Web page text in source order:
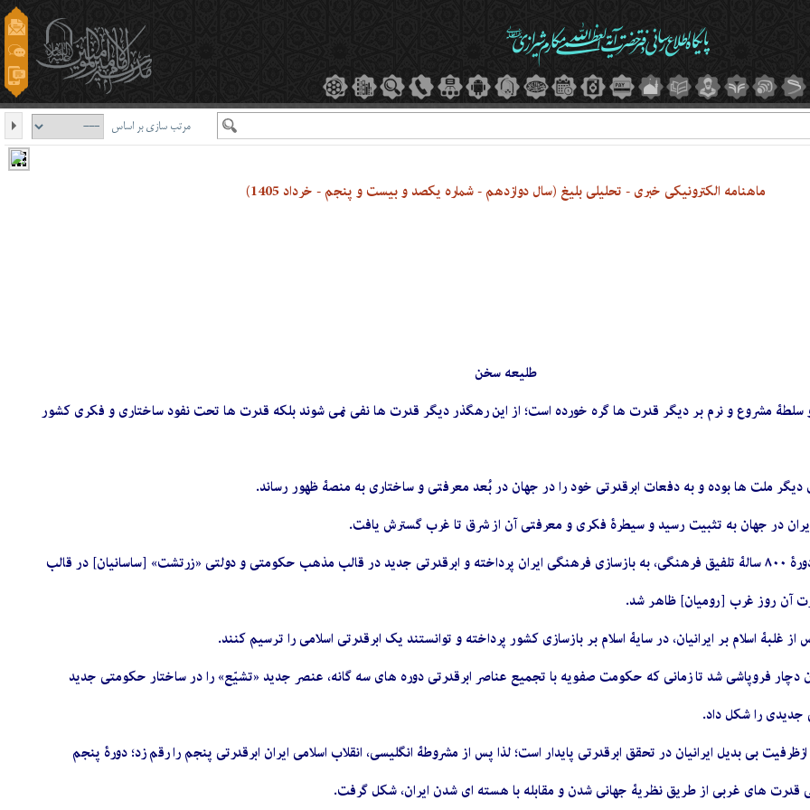
مرتب سازی بر اساس
ماهنامه الکترونیکی خبری - تحلیلی بلیغ (سال دوازدهم - شماره یکصد و بیست و پنجم - خرداد 1405)
طلیعه سخن
و سلطۀ مشروع و نرم بر دیگر قدرت ها گره خورده است؛ از این رهگذر دیگر قدرت ها نفی نمی شوند بلکه قدرت ها تحت نفود ساختاری و فکری کشور
دیگر ملت ها بوده و به دفعات ابرقدرتی خود را در جهان در بُعد معرفتی و ساختاری به منصۀ ظهور رساند.
در جهان به تثبیت رسید و سیطرۀ فکری و معرفتی آن از شرق تا غرب گسترش یافت.
بعد از هخامنشیان، ایرانیان در دورۀ ٨٠٠ سالۀ تلفیق فرهنگی، به بازسازی فرهنگی ایران پرداخته و ابرقدرتی جدید در قالب مذهب حکومتی و دولتی «زرتشت» [ساسانیان] در قالب
آن روز غرب [رومیان] ظاهر شد.
غلبۀ اسلام بر ایرانیان، در سایۀ اسلام بر بازسازی کشور پرداخته و توانستند یک ابرقدرتی اسلامی را ترسیم کنند.
دچار فروپاشی شد تا زمانی که حکومت صفویه با تجمیع عناصر ابرقدرتی دوره های سه گانه، عنصر جدید «تشیّع» را در ساختار حکومتی جدید
جدیدی را شکل داد.
بی بدیل ایرانیان در تحقق ابرقدرتی پایدار است؛ لذا پس از مشروطۀ انگلیسی، انقلاب اسلامی ایران ابرقدرتی پنجم را رقم زد؛ دورۀ پنجم
قدرت های غربی از طریق نظریۀ جهانی شدن و مقابله با هسته ای شدن ایران، شکل گرفت.